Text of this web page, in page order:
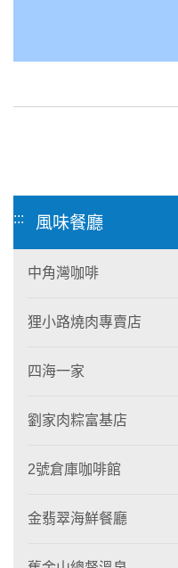
::: 風味餐廳
中角灣咖啡
狸小路燒肉專賣店
四海一家
劉家肉粽富基店
2號倉庫咖啡館
金翡翠海鮮餐廳